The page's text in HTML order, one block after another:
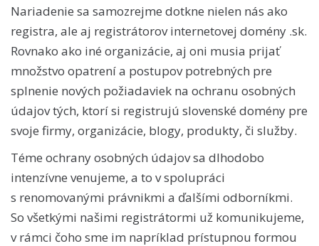
Nariadenie sa samozrejme dotkne nielen nás ako
registra, ale aj registrátorov internetovej domény .sk.
Rovnako ako iné organizácie, aj oni musia prijať
množstvo opatrení a postupov potrebných pre
splnenie nových požiadaviek na ochranu osobných
údajov tých, ktorí si registrujú slovenské domény pre
svoje firmy, organizácie, blogy, produkty, či služby.
Téme ochrany osobných údajov sa dlhodobo
intenzívne venujeme, a to v spolupráci
s renomovanými právnikmi a ďalšími odborníkmi.
So všetkými našimi registrátormi už komunikujeme,
v rámci čoho sme im napríklad prístupnou formou